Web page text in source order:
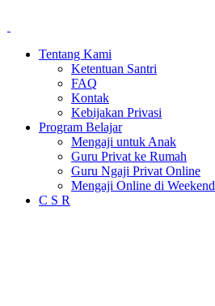
Tentang Kami
Ketentuan Santri
FAQ
Kontak
Kebijakan Privasi
Program Belajar
Mengaji untuk Anak
Guru Privat ke Rumah
Guru Ngaji Privat Online
Mengaji Online di Weekend
C S R